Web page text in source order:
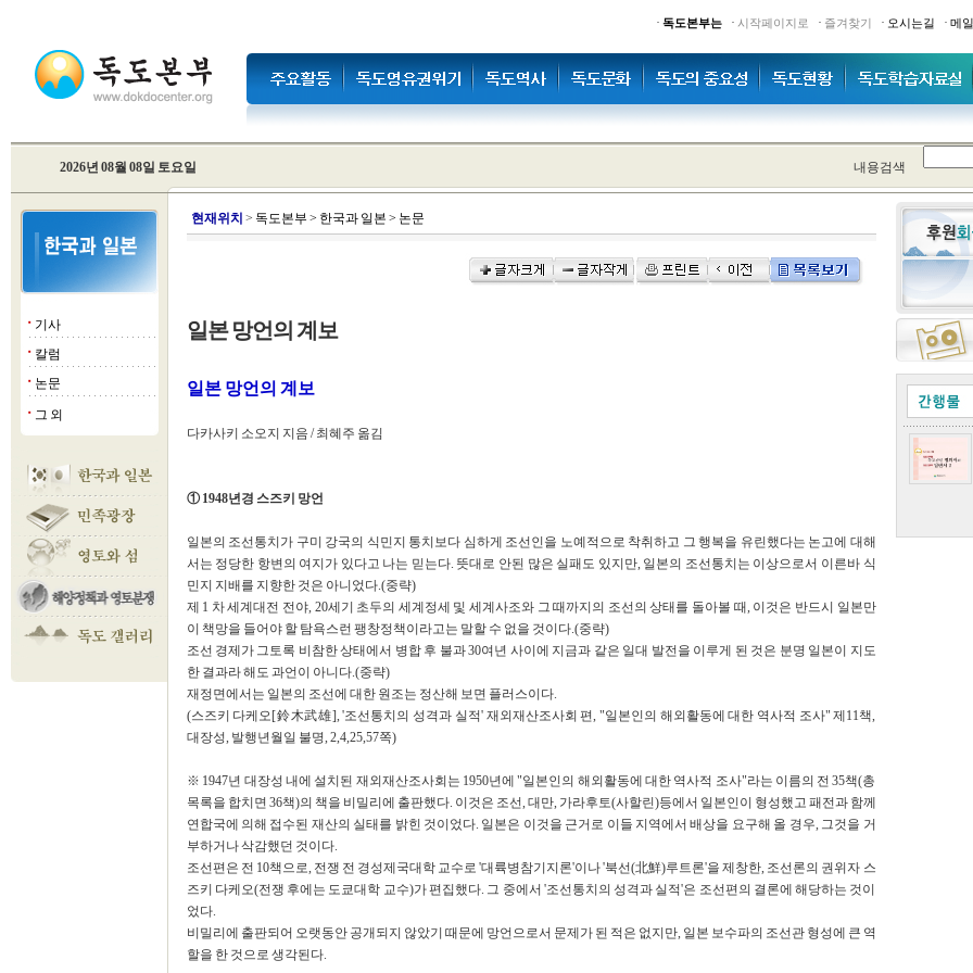
· 독도본부는 · 시작페이지로 · 즐겨찾기 · 오시는길 · 메
2026년 08월 08일 토요일 내용검색
■ 기사
■ 칼럼
■ 논문
■ 그 외
현재위치 > 독도본부 > 한국과 일본 > 논문
일본 망언의 계보
일본 망언의 계보
다카사키 소오지 지음 / 최혜주 옮김
① 1948년경 스즈키 망언
일본의 조선통치가 구미 강국의 식민지 통치보다 심하게 조선인을 노예적으로 착취하고 그 행복을 유린했다는 논고에 대해
서는 정당한 항변의 여지가 있다고 나는 믿는다. 뜻대로 안된 많은 실패도 있지만, 일본의 조선통치는 이상으로서 이른바 식
민지 지배를 지향한 것은 아니었다.(중략)
제 1 차 세계대전 전야, 20세기 초두의 세계정세 및 세계사조와 그 때까지의 조선의 상태를 돌아볼 때, 이것은 반드시 일본만
이 책망을 들어야 할 탐욕스런 팽창정책이라고는 말할 수 없을 것이다.(중략)
조선 경제가 그토록 비참한 상태에서 병합 후 불과 30여년 사이에 지금과 같은 일대 발전을 이루게 된 것은 분명 일본이 지도
한 결과라 해도 과언이 아니다.(중략)
재정면에서는 일본의 조선에 대한 원조는 정산해 보면 플러스이다.
(스즈키 다케오[鈴木武雄], '조선통치의 성격과 실적' 재외재산조사회 편, "일본인의 해외활동에 대한 역사적 조사" 제11책,
대장성, 발행년월일 불명, 2,4,25,57쪽)
※ 1947년 대장성 내에 설치된 재외재산조사회는 1950년에 "일본인의 해외활동에 대한 역사적 조사"라는 이름의 전 35책(총
목록을 합치면 36책)의 책을 비밀리에 출판했다. 이것은 조선, 대만, 가라후토(사할린)등에서 일본인이 형성했고 패전과 함께
연합국에 의해 접수된 재산의 실태를 밝힌 것이었다. 일본은 이것을 근거로 이들 지역에서 배상을 요구해 올 경우, 그것을 거
부하거나 삭감했던 것이다.
조선편은 전 10책으로, 전쟁 전 경성제국대학 교수로 '대륙병참기지론'이나 '북선(北鮮)루트론'을 제창한, 조선론의 권위자 스
즈키 다케오(전쟁 후에는 도쿄대학 교수)가 편집했다. 그 중에서 '조선통치의 성격과 실적'은 조선편의 결론에 해당하는 것이
었다.
비밀리에 출판되어 오랫동안 공개되지 않았기 때문에 망언으로서 문제가 된 적은 없지만, 일본 보수파의 조선관 형성에 큰 역
할을 한 것으로 생각된다.